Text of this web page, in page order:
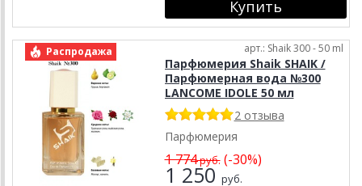
Распродажа арт.: Shaik 300 - 50 ml
Парфюмерия Shaik SHAIK /
Парфюмерная вода №300
LANCOME IDOLE 50 мл
2 отзыва
Парфюмерия
1 774руб.(-30%)
1 250 руб.